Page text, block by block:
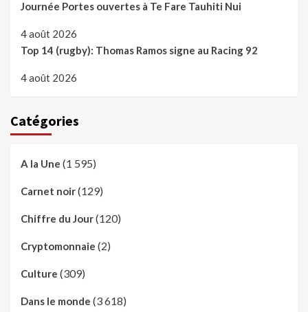
Journée Portes ouvertes à Te Fare Tauhiti Nui
4 août 2026
Top 14 (rugby): Thomas Ramos signe au Racing 92
4 août 2026
Catégories
A la Une (1 595)
Carnet noir(129)
Chiffre du Jour(120)
Cryptomonnaie (2)
Culture (309)
Dans le monde (3 618)